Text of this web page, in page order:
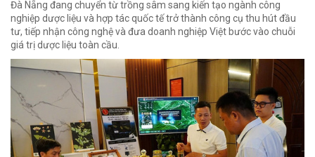
Đà Nẵng đang chuyển từ trồng sâm sang kiến tạo ngành công
nghiệp dược liệu và hợp tác quốc tế trở thành công cụ thu hút đầu
tư, tiếp nhận công nghệ và đưa doanh nghiệp Việt bước vào chuỗi
giá trị dược liệu toàn cầu.